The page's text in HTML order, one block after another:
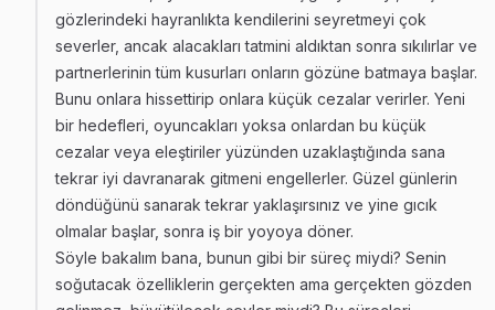
gözlerindeki hayranlıkta kendilerini seyretmeyi çok
severler, ancak alacakları tatmini aldıktan sonra sıkılırlar ve
partnerlerinin tüm kusurları onların gözüne batmaya başlar.
Bunu onlara hissettirip onlara küçük cezalar verirler. Yeni
bir hedefleri, oyuncakları yoksa onlardan bu küçük
cezalar veya eleştiriler yüzünden uzaklaştığında sana
tekrar iyi davranarak gitmeni engellerler. Güzel günlerin
döndüğünü sanarak tekrar yaklaşırsınız ve yine gıcık
olmalar başlar, sonra iş bir yoyoya döner.
Söyle bakalım bana, bunun gibi bir süreç miydi? Senin
soğutacak özelliklerin gerçekten ama gerçekten gözden